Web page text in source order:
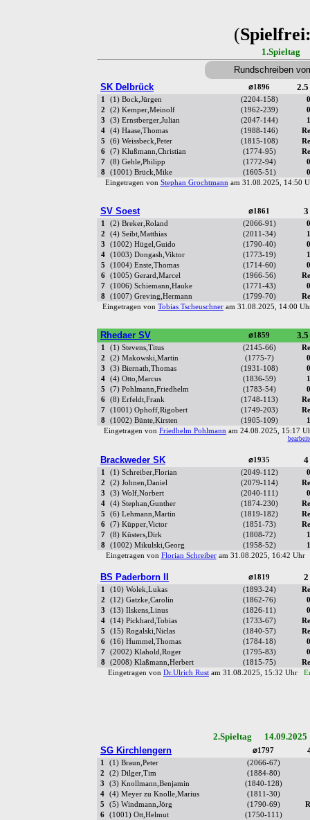
(
1.Spieltag
Rundschreiben
SK Delbrück
⌀1896
1 (1) Bock,Jürgen (2204-158)
2
(2) Kemper,Meinolf (1962-239)
3
(3) Ernstberger,Julian (2047-144)
4
(4) Haase,Thomas (1988-146)
5
(6) Weissbeck,Peter (1815-108)
6
(7) Klußmann,Christian (1774-95)
7
(8) Gehle,Philipp (1772-94)
8
(1001) Brück,Mike (1605-51)
Eingetragen von Stephan Grochtmannam 31.08.2025, 14:50
SV Soest ⌀1861 3
1 (2) Breker,Roland (2066-91)
2
(4) Seibt,Matthias (2011-34)
3
(1002) Hügel,Guido (1790-40)
4
(1003) Dongash,Viktor (1773-19)
5
(1004) Enste,Thomas (1714-60)
6
(1005) Gerard,Marcel (1966-56)
7
(1006) Schiemann,Hauke (1771-43)
8
(1007) Greving,Hermann (1799-70)
Eingetragen von Tobias Tscheuschner am 31.08.2025, 14:00
Rhedaer SV ⌀1859
1 (1) Stevens,Titus (2145-66)
2
(2) Makowski,Martin (1775-7)
3
(3) Biernath,Thomas (1931-108)
4
(4) Otto,Marcus (1836-59)
5
(7) Pohlmann,Friedhelm (1783-54)
6
(8) Erfeldt,Frank (1748-113)
7
(1001) Ophoff,Rigobert (1749-203)
8
(1002) Bünte,Kirsten (1905-109)
Eingetragen von Friedhelm Pohlmann am 24.08.2025, 15:17
Brackweder SK ⌀1935 4
1 (1) Schreiber,Florian (2049-112)
2
(2) Johnen,Daniel (2079-114)
3
(3) Wolf,Norbert (2040-111)
4
(4) Stephan,Gunther (1874-230)
5
(6) Lehmann,Martin (1819-182)
6
(7) Küpper,Victor (1851-73)
7
(8) Küsters,Dirk (1808-72)
8
(1002) Mikulski,Georg (1958-52)
Eingetragen von Florian Schreiberam 31.08.2025, 16:42
BS Paderborn II ⌀1819 2
1 (10) Wolek,Lukas (1893-24)
2
(12) Gatzke,Carolin (1862-76)
3
(13) Ilskens,Linus (1826-11)
4
(14) Pickhard,Tobias (1733-67)
5
(15) Rogalski,Niclas (1840-57)
6
(16) Hummel,Thomas (1784-18)
7
(2002) Klahold,Roger (1795-83)
8
(2008) Klaßmann,Herbert (1815-75)
Eingetragen von Dr.Ulrich Rust am 31.08.2025, 15:32 Uhr
2.Spieltag
SG Kirchlengern
⌀1797
1 (1) Braun,Peter
(2066-67)
2
(2) Dilger,Tim (1884-80)
3
(3) Knollmann,Benjamin (1840-128)
4
(4) Meyer zu Knolle,Marius (1811-30)
5
(5) Windmann,Jörg (1790-69)
6
(1001) Ott,Helmut (1750-111)